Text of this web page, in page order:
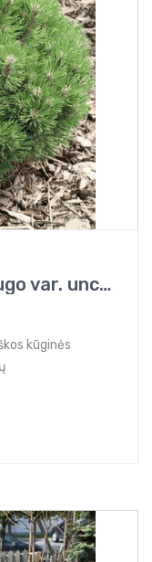
Pušis kablelinė (Pinus mugo var. uncinata)
kūginės